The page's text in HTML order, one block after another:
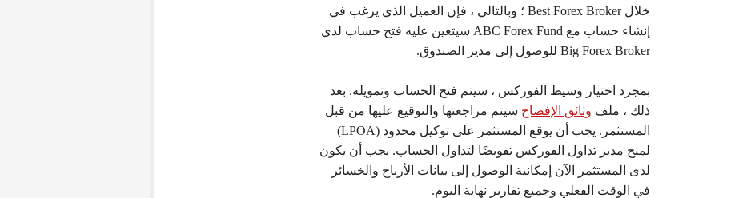
خلال Best Forex Broker ؛ وبالتالي ، فإن العميل الذي يرغب في
إنشاء حساب مع ABC Forex Fund سيتعين عليه فتح حساب لدى
Big Forex Broker للوصول إلى مدير الصندوق.
بمجرد اختيار وسيط الفوركس ، سيتم فتح الحساب وتمويله. بعد
ذلك ، ملف وثائق الإفصاح سيتم مراجعتها والتوقيع عليها من قبل
المستثمر. يجب أن يوقع المستثمر على توكيل محدود (LPOA)
لمنح مدير تداول الفوركس تفويضًا لتداول الحساب. يجب أن يكون
لدى المستثمر الآن إمكانية الوصول إلى بيانات الأرباح والخسائر
في الوقت الفعلي وجميع تقارير نهاية اليوم.